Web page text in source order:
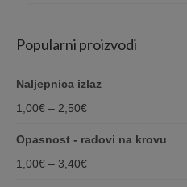
Popularni proizvodi
Naljepnica izlaz
1,00€ – 2,50€Price
Opasnost - radovi na krovu
1,00€ – 3,40€Price